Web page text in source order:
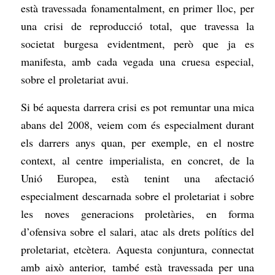
està travessada fonamentalment, en primer lloc, per
una crisi de reproducció total, que travessa la
societat burgesa evidentment, però que ja es
manifesta, amb cada vegada una cruesa especial,
sobre el proletariat avui.
Si bé aquesta darrera crisi es pot remuntar una mica
abans del 2008, veiem com és especialment durant
els darrers anys quan, per exemple, en el nostre
context, al centre imperialista, en concret, de la
Unió Europea, està tenint una afectació
especialment descarnada sobre el proletariat i sobre
les noves generacions proletàries, en forma
d’ofensiva sobre el salari, atac als drets polítics del
proletariat, etcètera. Aquesta conjuntura, connectat
amb això anterior, també està travessada per una